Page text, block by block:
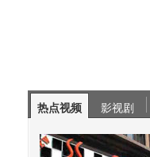
热点视频 影视剧